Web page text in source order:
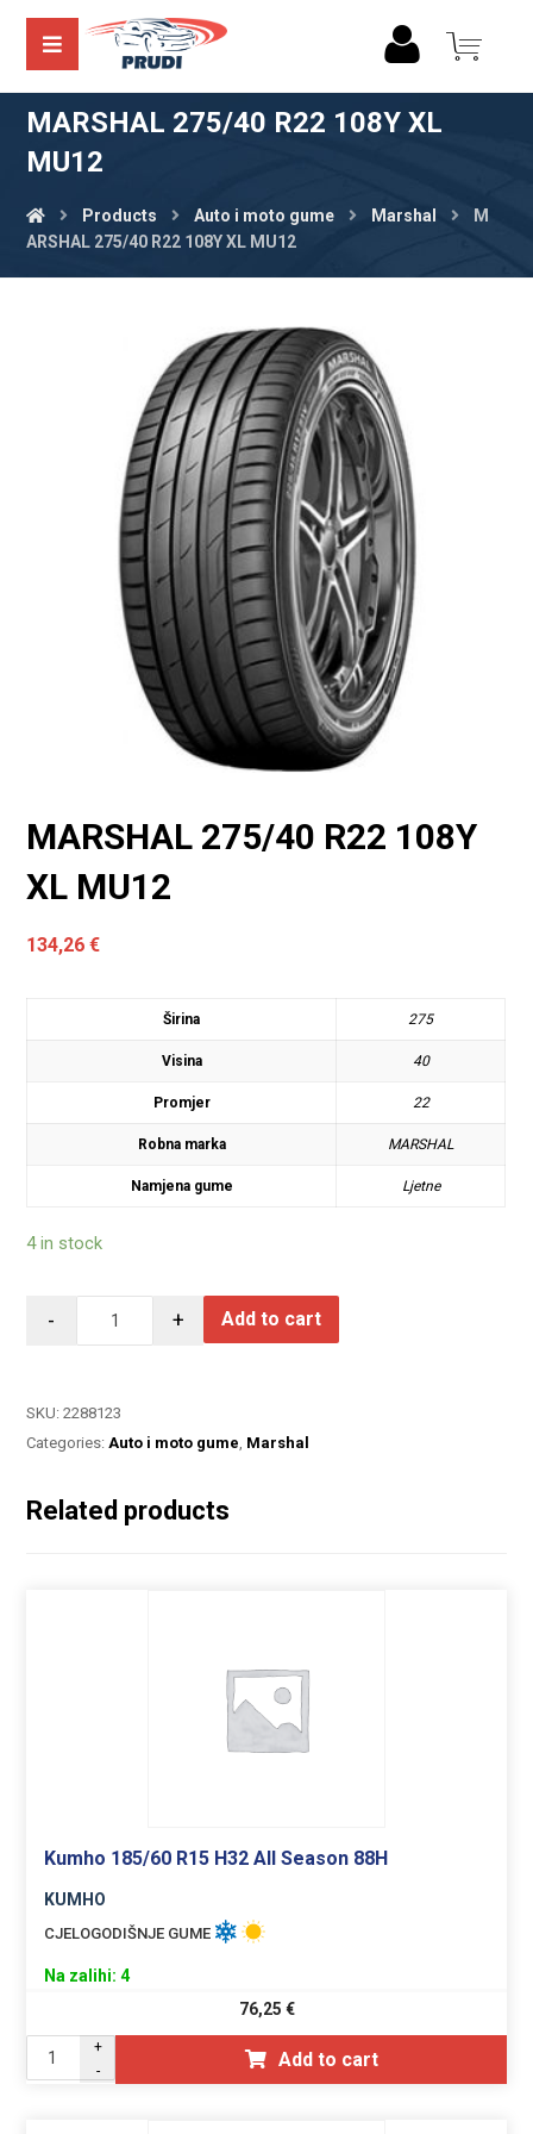
MARSHAL 275/40 R22 108Y XL
MU12
Products Auto i moto gume Marshal
M
ARSHAL 275/40 R22 108Y XL MU12
MARSHAL 275/40 R22 108Y
XL MU12
134,26€
Širina 275
Visina 40
Promjer 22
Robna marka MARSHAL
Namjena gume Ljetne
4 in stock
- + Add to cart
SKU:2288123
Categories:Auto i moto gume, Marshal
Related products
Kumho 185/60 R15 H32 All Season 88H
KUMHO
CJELOGODIŠNJE GUME
Na zalihi: 4
76,25 €
+
-
Add to cart